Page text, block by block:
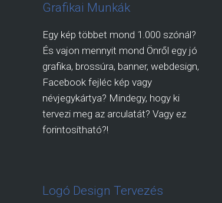
Grafikai Munkák
Egy kép többet mond 1.000 szónál?
És vajon mennyit mond Önről egy jó
grafika, brossúra, banner, webdesign,
Facebook fejléc kép vagy
névjegykártya? Mindegy, hogy ki
tervezi meg az arculatát? Vagy ez
forintosítható?!
Logó Design Tervezés